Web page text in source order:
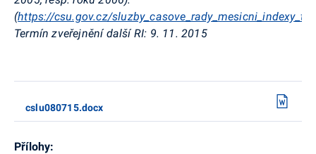
(https://csu.gov.cz/
Termín zveřejnění další RI: 9. 11. 2015
cslu080715.docx
Přílohy: